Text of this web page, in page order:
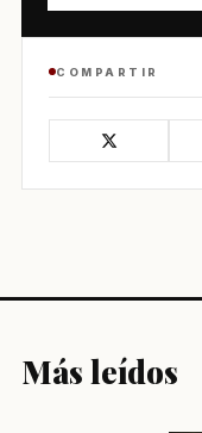
COMPARTIR
Más leídos